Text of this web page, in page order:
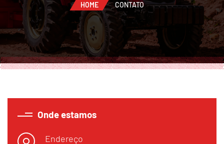
HOME CONTATO
Onde estamos
Endereço